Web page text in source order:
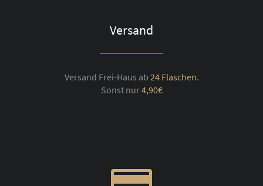
Versand
Versand Frei-Haus ab 24 Flaschen.
Sonst nur4,90€